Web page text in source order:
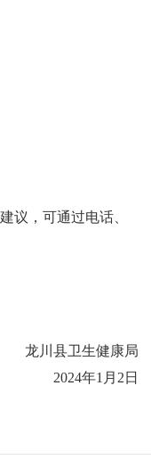
，可通过电话、
龙川县卫生健康局
2024年1月2日